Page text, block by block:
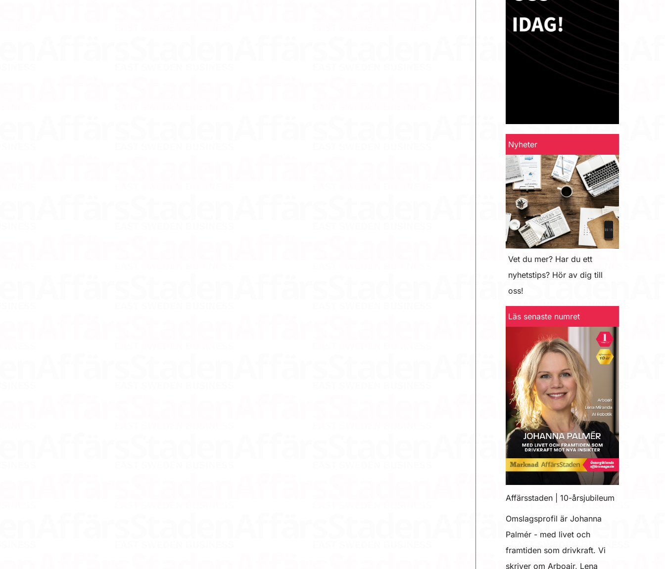
Nyheter
Vet du mer? Har du ett
nyhetstips? Hör av dig till
oss!
Läs senaste numret
Affärsstaden | 10-årsjubileum
Omslagsprofil är Johanna
Palmér - med livet och
framtiden som drivkraft. Vi
skriver om Arboair, Lena